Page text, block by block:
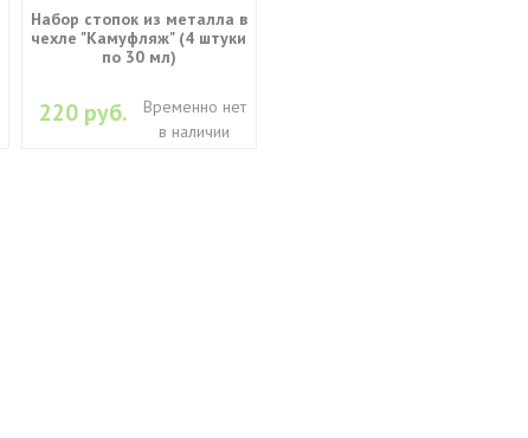
Набор стопок из металла в
чехле "Камуфляж" (4 штуки
по 30 мл)
220 руб.
Временно нет
в наличии